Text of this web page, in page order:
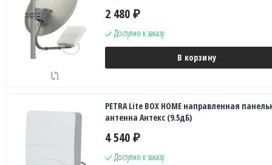
2 480 ₽
Доступно к заказу
В корзину
PETRA Lite BOX HOME направленная
антенна Антекс (9.5дБ)
4 540 ₽
Доступно к заказу